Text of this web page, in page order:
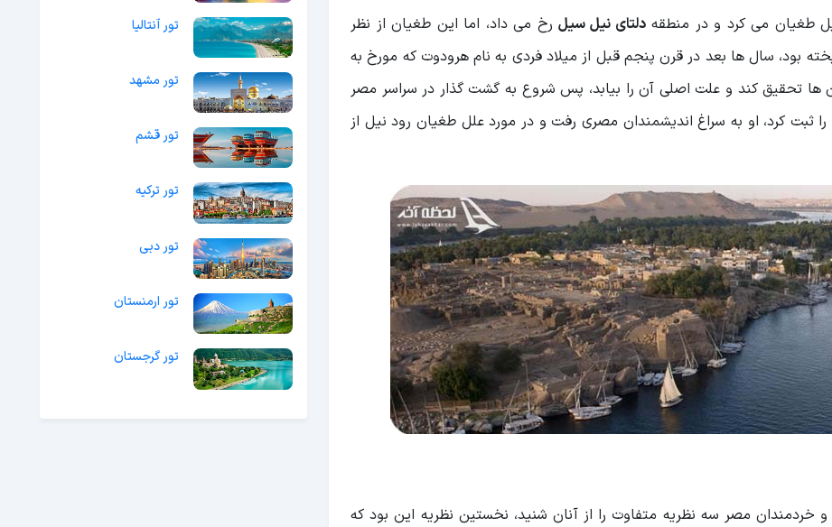
طغیان می کرد و در منطقهدلتای نیل سیلرخ می داد، اما این طغیان از نظر
بود، سال ها بعد در قرن پنجم قبل از میلاد فردی به نام هرودوت که مورخ به
ها تحقیق کند و علت اصلی آن را بیابد، پس شروع به گشت گذار در سراسر مصر
ثبت کرد، او به سراغ اندیشمندان مصری رفت و در مورد علل طغیان رود نیل از
مصر سه نظریه متفاوت را از آنان شنید، نخستین نظریه این بود که
تور آنتالیا
تور مشهد
تور قشم
تور ترکیه
تور دبی
تور ارمنستان
تور گرجستان